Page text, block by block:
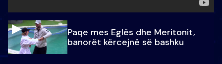
Paqe mes Eglës dhe Meritonit,
banorët kërcejnë së bashku